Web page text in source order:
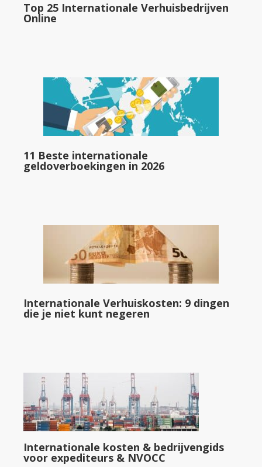
Top 25 Internationale Verhuisbedrijven
Online
11 Beste internationale
geldoverboekingen in 2026
Internationale Verhuiskosten: 9 dingen
die je niet kunt negeren
Internationale kosten & bedrijvengids
voor expediteurs & NVOCC